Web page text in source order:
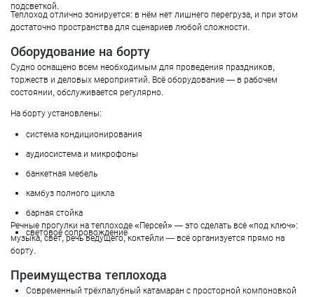
подсветкой.
Теплоход отлично зонируется: в нём нет лишнего перегруза, и при этом
достаточно пространства для сценариев любой сложности.
Оборудование на борту
Судно оснащено всем необходимым для проведения праздников,
торжеств и деловых мероприятий. Всё оборудование — в рабочем
состоянии, обслуживается регулярно.
На борту установлены:
система кондиционирования
аудиосистема и микрофоны
банкетная мебель
камбуз полного цикла
барная стойка
световое сопровождение
Речные прогулки на теплоходе «Персей» — это сделать всё «под ключ»:
музыка, свет, речь ведущего, коктейли — всё организуется прямо на
борту.
Преимущества теплохода
Современный трёхпалубный катамаран с просторной компоновкой